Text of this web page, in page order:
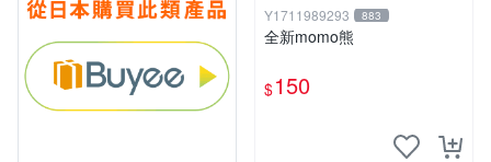
Y1711989293 883
全新momo熊
$150